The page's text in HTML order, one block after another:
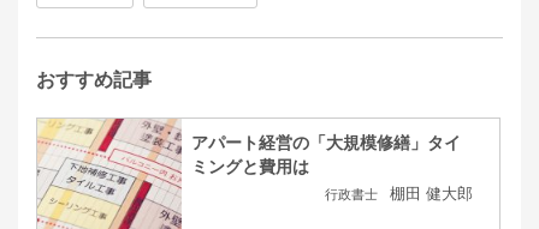
おすすめ記事
アパート経営の「大規模修繕」タイ
ミングと費用は
行政書士 棚田 健大郎